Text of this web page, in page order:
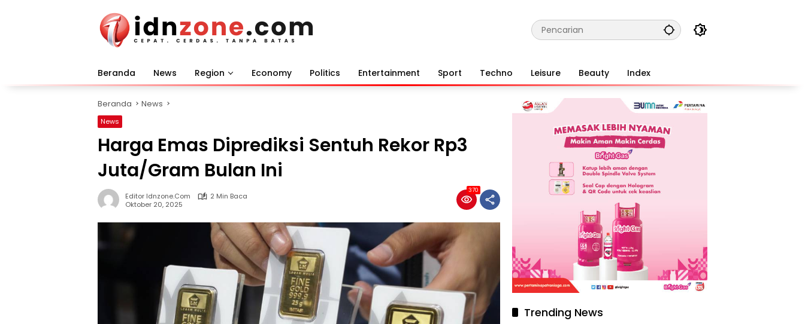
Beranda News Region Economy Politics Entertainment Sport Techno Leisure Beauty Index
Beranda News
News
Harga Emas Diprediksi Sentuh Rekor Rp3
Juta/Gram Bulan Ini
Editor Idnzone.com
2 Min Baca
Oktober 20, 2025
370
Trending News